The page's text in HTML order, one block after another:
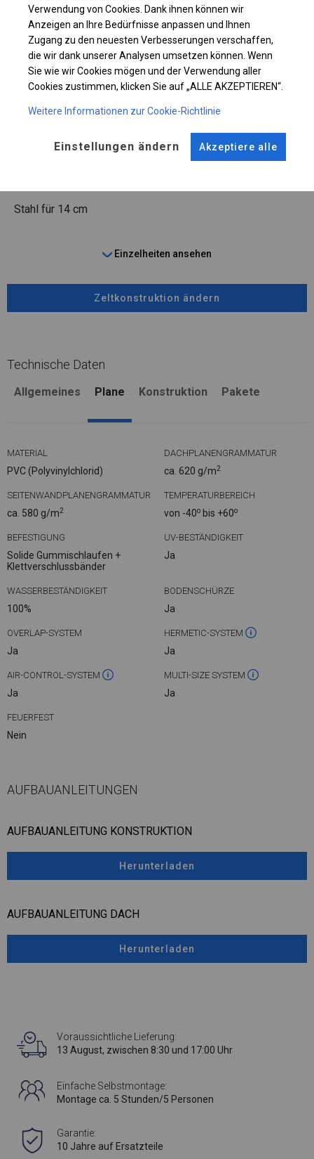
KONSTRUKTION
WINTER
Stahl ca.fi 54 mm
Stahl für 14 cm
Einzelheiten ansehen
Zeltkonstruktion ändern
Technische Daten
Allgemeines Plane Konstruktion Pakete
MATERIAL
PVC (Polyvinylchlorid)
DACHPLANENGRAMMATUR
ca. 620 g/m2
SEITENWANDPLANENGRAMMATUR
ca. 580 g/m2
TEMPERATURBEREICH
von -40o bis +60o
BEFESTIGUNG
Solide Gummischlaufen +
Klettverschlussbänder
UV-BESTÄNDIGKEIT
Ja
WASSERBESTÄNDIGKEIT
100%
BODENSCHÜRZE
Ja
OVERLAP-SYSTEM
Ja
HERMETIC-SYSTEM
Ja
AIR-CONTROL-SYSTEM
Ja
MULTI-SIZE SYSTEM
Ja
FEUERFEST
Nein
AUFBAUANLEITUNGEN
AUFBAUANLEITUNG KONSTRUKTION
Herunterladen
AUFBAUANLEITUNG DACH
Herunterladen
Voraussichtliche Lieferung:
13 August, zwischen 8:30 und 17:00 Uhr
Einfache Selbstmontage:
Montage ca. 5 Stunden/5 Personen
Garantie:
10 Jahre auf Ersatzteile
Verwendung von Cookies. Dank ihnen können wir
Anzeigen an Ihre Bedürfnisse anpassen und Ihnen
Zugang zu den neuesten Verbesserungen verschaffen,
die wir dank unserer Analysen umsetzen können. Wenn
Sie wie wir Cookies mögen und der Verwendung aller
Cookies zustimmen, klicken Sie auf „ALLE AKZEPTIEREN“.
Weitere Informationen zur Cookie-Richtlinie
Einstellungen ändern Akzeptiere alle